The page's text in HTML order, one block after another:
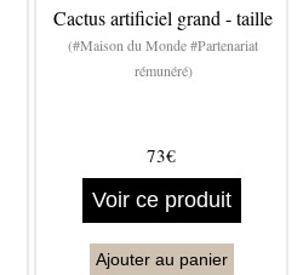
Cactus artificiel grand - taille
(#Maison du Monde #Partenariat
rémunéré)
73€
Voir ce produit
Ajouter au panier